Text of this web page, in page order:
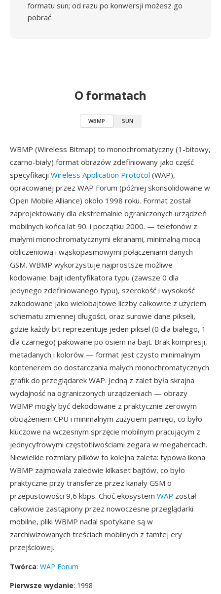
formatu sun; od razu po konwersji możesz go
pobrać.
O formatach
WBMP SUN
WBMP (Wireless Bitmap) to monochromatyczny (1-bitowy,
czarno-biały) format obrazów zdefiniowany jako część
specyfikacji Wireless Application Protocol (WAP),
opracowanej przez WAP Forum (później skonsolidowane w
Open Mobile Alliance) około 1998 roku. Format został
zaprojektowany dla ekstremalnie ograniczonych urządzeń
mobilnych końca lat 90. i początku 2000. — telefonów z
małymi monochromatycznymi ekranami, minimalną mocą
obliczeniową i wąskopasmowymi połączeniami danych
GSM. WBMP wykorzystuje najprostsze możliwe
kodowanie: bajt identyfikatora typu (zawsze 0 dla
jedynego zdefiniowanego typu), szerokość i wysokość
zakodowane jako wielobajtowe liczby całkowite z użyciem
schematu zmiennej długości, oraz surowe dane pikseli,
gdzie każdy bit reprezentuje jeden piksel (0 dla białego, 1
dla czarnego) pakowane po osiem na bajt. Brak kompresji,
metadanych i kolorów — format jest czysto minimalnym
kontenerem do dostarczania małych monochromatycznych
grafik do przeglądarek WAP. Jedną z zalet była skrajna
wydajność na ograniczonych urządzeniach — obrazy
WBMP mogły być dekodowane z praktycznie zerowym
obciążeniem CPU i minimalnym zużyciem pamięci, co było
kluczowe na wczesnym sprzęcie mobilnym pracującym z
jednycyfrowymi częstotliwościami zegara w megahercach.
Niewielkie rozmiary plików to kolejna zaleta: typowa ikona
WBMP zajmowała zaledwie kilkaset bajtów, co było
praktyczne przy transferze przez kanały GSM o
przepustowości 9,6 kbps. Choć ekosystem WAP został
całkowicie zastąpiony przez nowoczesne przeglądarki
mobilne, pliki WBMP nadal spotykane są w
zarchiwizowanych treściach mobilnych z tamtej ery
przejściowej.
Twórca: WAP Forum
Pierwsze wydanie: 1998